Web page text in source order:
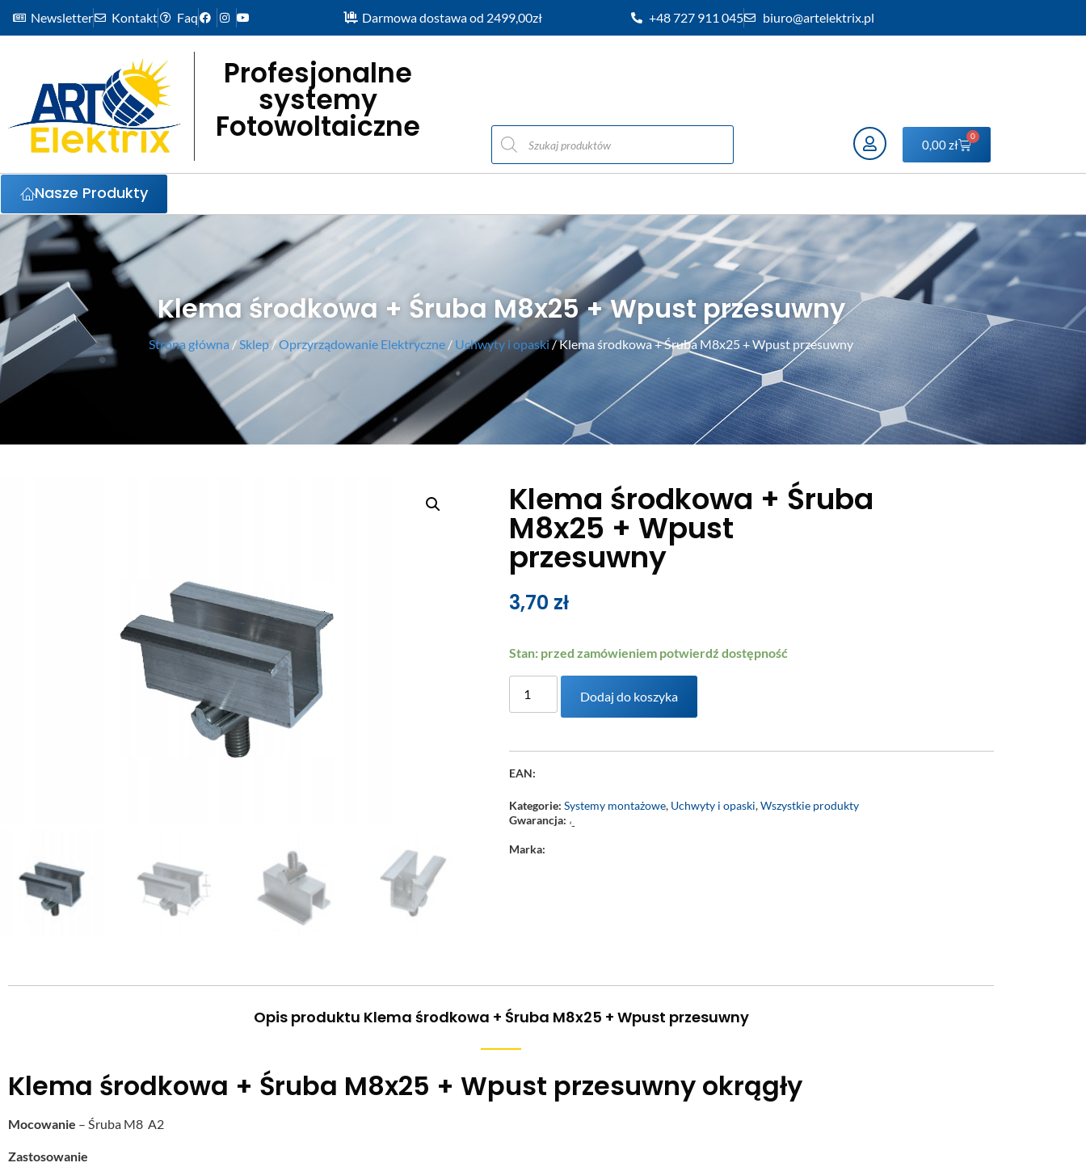
Newsletter Kontakt Faq Darmowa dostawa od 2499,00zł +48 727 911 045 biuro@artelektrix.pl
Profesjonalne
systemy
Fotowoltaiczne 0,00zł
0
Nasze Produkty
Klema środkowa + Śruba M8x25 + Wpust przesuwny
Strona główna /Sklep/Oprzyrządowanie Elektryczne / Uchwyty i opaski/ Klema środkowa + Śruba M8x25 + Wpust przesuwny
Klema środkowa + Śruba
M8x25 + Wpust
przesuwny
3,70 zł
Stan: przed zamówieniem potwierdź dostępność
Dodaj do koszyka
EAN:
Kategorie:Systemy montażowe, Uchwyty i opaski,Wszystkie produkty
Gwarancja: ‘-
Marka:
Opis produktu Klema środkowa + Śruba M8x25 + Wpust przesuwny
Klema środkowa + Śruba M8x25 + Wpust przesuwny okrągły
Mocowanie – Śruba M8 A2
Zastosowanie